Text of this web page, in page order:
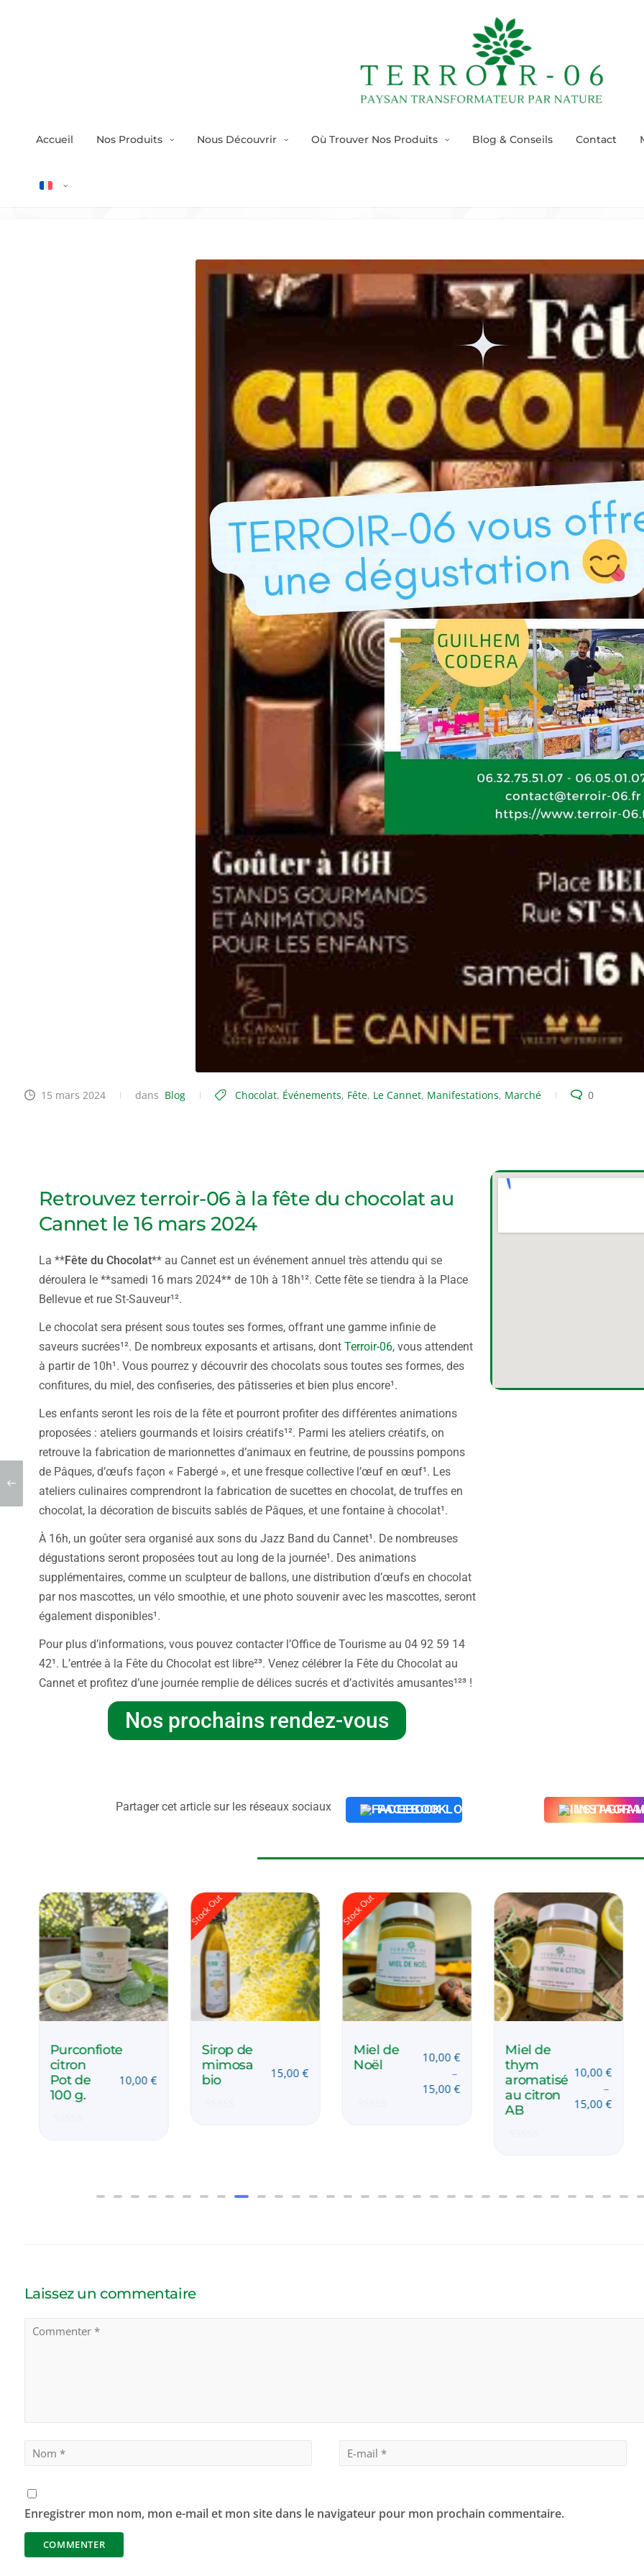
Accueil Nos Produits Nous Découvrir Où Trouver Nos Produits Blog & Conseils Contact
Retrouvez terroir-06 à la fête du chocolat au
15 mars 2024 dans Blog Chocolat, Événements, Fête, Le Cannet, Manifestations, Marché 0
Retrouvez terroir-06 à la fête du chocolat au
Cannet le 16 mars 2024
La **Fête du Chocolat** au Cannet est un événement annuel très attendu qui se
déroulera le **samedi 16 mars 2024** de 10h à 18h¹². Cette fête se tiendra à la Place
Bellevue et rue St-Sauveur¹².
Le chocolat sera présent sous toutes ses formes, offrant une gamme infinie de
saveurs sucrées¹². De nombreux exposants et artisans, dont Terroir-06, vous attendent
à partir de 10h¹. Vous pourrez y découvrir des chocolats sous toutes ses formes, des
confitures, du miel, des confiseries, des pâtisseries et bien plus encore¹.
Les enfants seront les rois de la fête et pourront profiter des différentes animations
proposées : ateliers gourmands et loisirs créatifs¹². Parmi les ateliers créatifs, on
retrouve la fabrication de marionnettes d’animaux en feutrine, de poussins pompons
de Pâques, d’œufs façon « Fabergé », et une fresque collective l’œuf en œuf¹. Les
ateliers culinaires comprendront la fabrication de sucettes en chocolat, de truffes en
chocolat, la décoration de biscuits sablés de Pâques, et une fontaine à chocolat¹.
À 16h, un goûter sera organisé aux sons du Jazz Band du Cannet¹. De nombreuses
dégustations seront proposées tout au long de la journée¹. Des animations
supplémentaires, comme un sculpteur de ballons, une distribution d’œufs en chocolat
par nos mascottes, un vélo smoothie, et une photo souvenir avec les mascottes, seront
également disponibles¹.
Pour plus d’informations, vous pouvez contacter l’Office de Tourisme au 04 92 59 14
42¹. L’entrée à la Fête du Chocolat est libre²³. Venez célébrer la Fête du Chocolat au
Cannet et profitez d’une journée remplie de délices sucrés et d’activités amusantes¹²³ !
Nos prochains rendez-vous
Partager cet article sur les réseaux sociaux FACEBOOK
Purconfiote
citron
Pot de
100 g.
10,00€
Stock Out
Sirop de
mimosa
bio
15,00€
Stock Out
Miel de
Noël
10,00€
–
15,00€
Miel de
thym
aromatisé
au citron
AB
10,00€
–
15,00€
Laissez un commentaire
Enregistrer mon nom, mon e-mail et mon site dans le navigateur pour mon prochain commentaire.